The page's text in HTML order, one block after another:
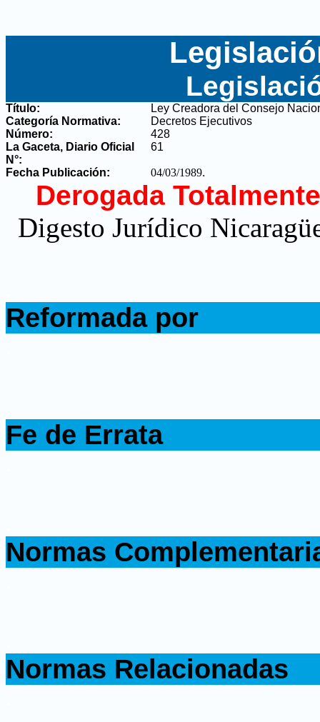
Título:
Ley Creadora del Consejo
Categoría Normativa:
Decretos Ejecutivos
Número:
428
La Gaceta, Diario Oficial
N°:
61
Fecha Publicación: 04/03/1989.
Derogada
Digesto Jurídico
Reformada por
Fe de Errata
Normas
Normas Relacionadas